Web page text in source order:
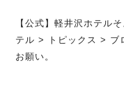
【公式】軽井沢ホテル
テル > トピックス > ブ
お願い。